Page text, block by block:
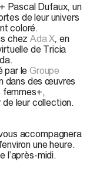
Pascal Dufaux, un
de leur univers
coloré.
chezAda X, en
de Tricia
par leGroupe
dans des œuvres
femmes+,
leur collection.
accompagnera
une heure.
l’après-midi.